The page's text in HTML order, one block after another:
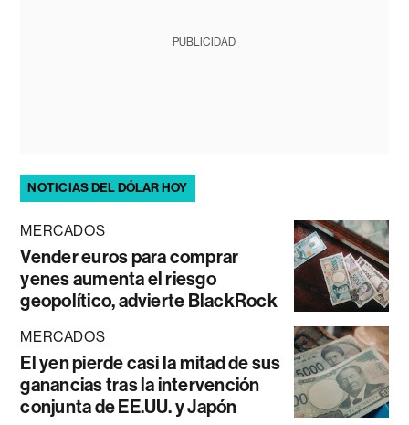
PUBLICIDAD
NOTICIAS DEL DÓLAR HOY
MERCADOS
Vender euros para comprar
yenes aumenta el riesgo
geopolítico, advierte BlackRock
MERCADOS
El yen pierde casi la mitad de sus
ganancias tras la intervención
conjunta de EE.UU. y Japón